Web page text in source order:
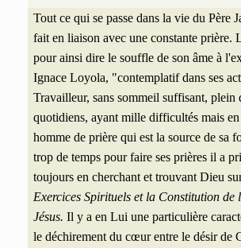
Tout ce qui se passe dans la vie du Père
fait en liaison avec une constante prière.
pour ainsi dire le souffle de son âme à
Ignace Loyola, "contemplatif dans ses
Travailleur, sans sommeil suffisant, plein
quotidiens, ayant mille difficultés mais en
homme de prière qui est la source de sa
trop de temps pour faire ses prières il a
toujours en cherchant et trouvant Dieu
Exercices Spirituels et la Constitution de
Jésus. Il y a en Lui une particulière
le déchirement du cœur entre le désir de